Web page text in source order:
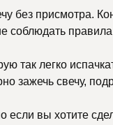
без присмотра.
соблюдать
так легко
зажечь свечу,
вы хотите